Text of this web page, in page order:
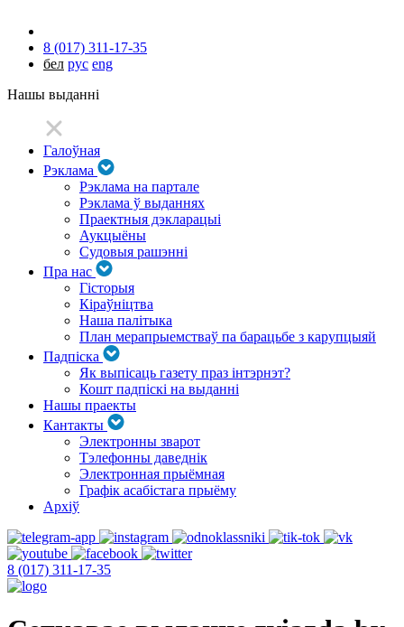
8 (017) 311-17-35
бел рус eng
Нашы выданні
Галоўная
Рэклама
Рэклама на партале
Рэклама ў выданнях
Праектныя дэкларацыі
Аукцыёны
Судовыя рашэнні
Пра нас
Гісторыя
Кіраўніцтва
Наша палітыка
План мерапрыемстваў па барацьбе з карупцыяй
Падпіска
Як выпісаць газету праз інтэрнэт?
Кошт падпіскі на выданні
Нашы праекты
Кантакты
Электронны зварот
Тэлефонны даведнік
Электронная прыёмная
Графік асабістага прыёму
Архіў
8 (017) 311-17-35